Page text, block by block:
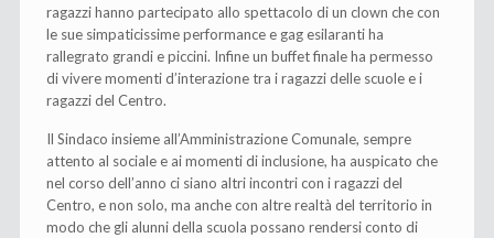
ragazzi hanno partecipato allo spettacolo di un clown che con
le sue simpaticissime performance e gag esilaranti ha
rallegrato grandi e piccini. Infine un buffet finale ha permesso
di vivere momenti d’interazione tra i ragazzi delle scuole e i
ragazzi del Centro.
Il Sindaco insieme all’Amministrazione Comunale, sempre
attento al sociale e ai momenti di inclusione, ha auspicato che
nel corso dell’anno ci siano altri incontri con i ragazzi del
Centro, e non solo, ma anche con altre realtà del territorio in
modo che gli alunni della scuola possano rendersi conto di